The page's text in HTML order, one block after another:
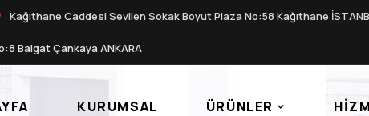
Kağıthane Caddesi Sevilen Sokak Boyut Plaza No:58 Kağıthane
Balgat Çankaya ANKARA
KURUMSAL ÜRÜNLER